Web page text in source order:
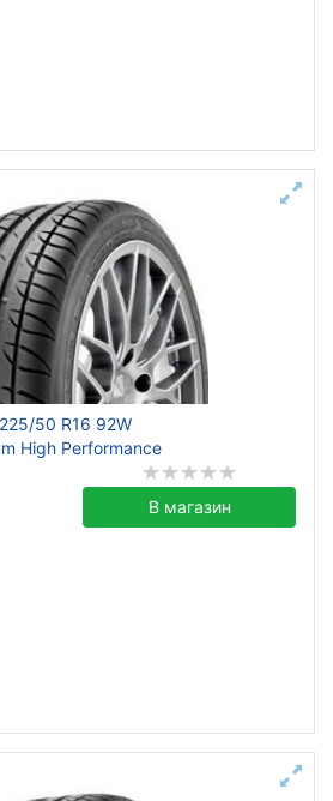
225/50 R16 92W
High Performance
В магазин